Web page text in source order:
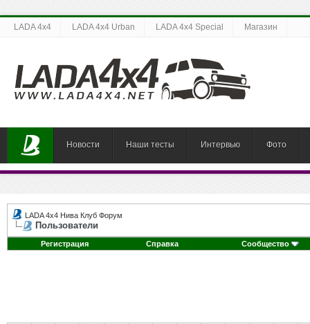
LADA 4x4 LADA 4x4 Urban LADA 4x4 Special Магазин
Новости Наши тесты Интервью Фото
LADA 4x4 Нива Клуб Форум
Пользователи
Регистрация Справка Сообщество